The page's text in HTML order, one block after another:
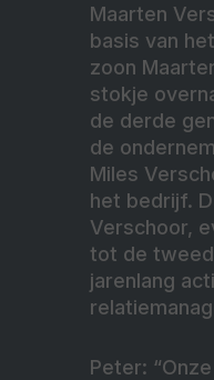
Maarten
basis van
zoon
stokje
de derde
de
Miles
het bedrijf.
Verschoor,
tot de
jarenlang
Peter: